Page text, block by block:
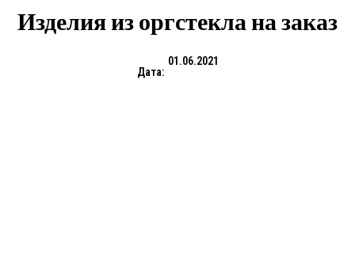
Изделия из оргстекла на заказ
Дата:
01.06.2021